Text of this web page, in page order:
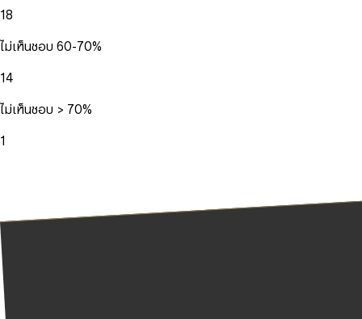
18
ไม่เห็นชอบ 60-70%
14
ไม่เห็นชอบ > 70%
1